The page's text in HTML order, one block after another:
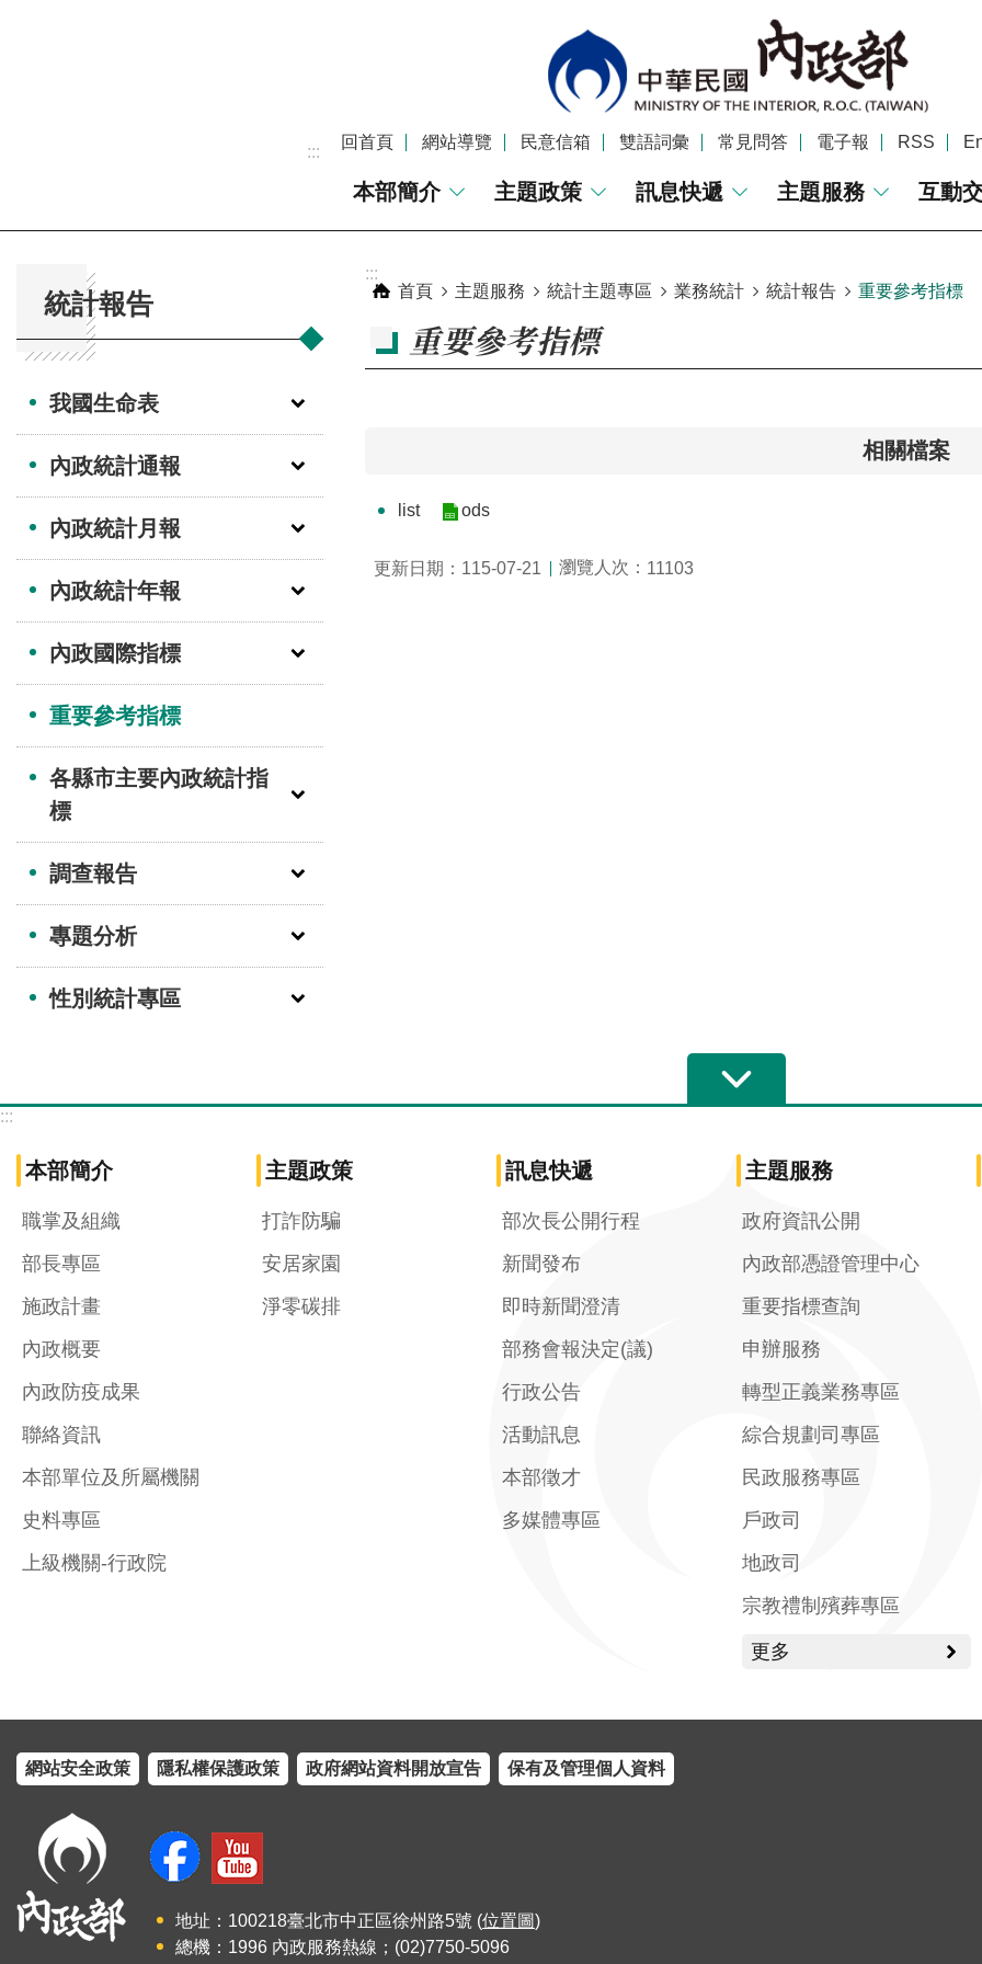
:::
回首頁 網站導覽 民意信箱 雙語詞彙 常見問答 電子報 RSS
本部簡介 主題政策 訊息快遞 主題服務 互動
統計報告
我國生命表
內政統計通報
內政統計月報
內政統計年報
內政國際指標
重要參考指標
各縣市主要內政統計指
標
調查報告
專題分析
性別統計專區
:::
首頁
主題服務 統計主題專區 業務統計 統計報告 重要參考指標
重要參考指標
相關檔案
list ods
更新日期：115-07-21 瀏覽人次： 11103
:::
本部簡介
職掌及組織
部長專區
施政計畫
內政概要
內政防疫成果
聯絡資訊
本部單位及所屬機關
史料專區
上級機關-行政院
主題政策
打詐防騙
安居家園
淨零碳排
訊息快遞
部次長公開行程
新聞發布
即時新聞澄清
部務會報決定(議)
行政公告
活動訊息
本部徵才
多媒體專區
主題服務
政府資訊公開
內政部憑證管理中心
重要指標查詢
申辦服務
轉型正義業務專區
綜合規劃司專區
民政服務專區
戶政司
地政司
宗教禮制殯葬專區
更多
網站安全政策 隱私權保護政策 政府網站資料開放宣告 保有及管理個人資料
地址：100218臺北市中正區徐州路5號 (位置圖)
總機：1996 內政服務熱線；(02)7750-5096